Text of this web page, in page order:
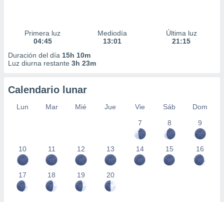
Primera luz
04:45
Mediodía
13:01
Última luz
21:15
Duración del día 15h 10m
Luz diurna restante 3h 23m
Calendario lunar
Lun Mar Mié Jue Vie Sáb
Dom
7
8 9
10 11 12 13 14 15 16
17 18 19 20